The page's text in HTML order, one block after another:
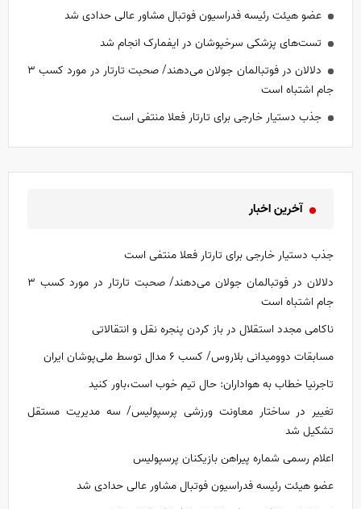
عضو هیئت رئیسه فدراسیون فوتبال مشاور عالی حدادی شد
تست‌های پزشکی سرخپوشان در ایفمارک انجام شد
دلالان در فوتبالمان جولان می‌دهند/ صحبت تارتار در مورد کسب ۳
جام اشتباه است
جذب دستیار خارجی برای تارتار فعلا منتفی است
آخرین اخبار
جذب دستیار خارجی برای تارتار فعلا منتفی است
دلالان در فوتبالمان جولان می‌دهند/ صحبت تارتار در مورد کسب ۳
جام اشتباه است
ناکامی مجدد استقلال در باز کردن پنجره نقل و انتقالاتی
مسابقات دوومیدانی بلاروس/ کسب ۶ مدال توسط ملی‌پوشان ایران
تاجرنیا خطاب به هواداران: حال تیم خوب است،باور کنید
تغییر در ساختار معاونت ورزشی پرسپولیس/ سه مدیریت مستقل
تشکیل شد
اعلام رسمی شماره پیراهن بازیکنان پرسپولیس
عضو هیئت رئیسه فدراسیون فوتبال مشاور عالی حدادی شد